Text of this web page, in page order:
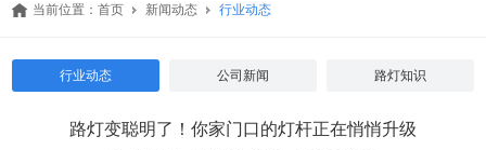
当前位置：首页 新闻动态 行业动态
行业动态 公司新闻 路灯知识
路灯变聪明了！你家门口的灯杆正在悄悄升级